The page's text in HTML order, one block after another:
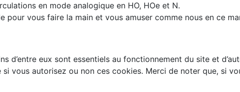
en mode analogique en HO, HOe et N.
pour vous faire la main et vous amuser comme nous en ce
d’entre eux sont essentiels au fonctionnement du site et
vous autorisez ou non ces cookies. Merci de noter que, si